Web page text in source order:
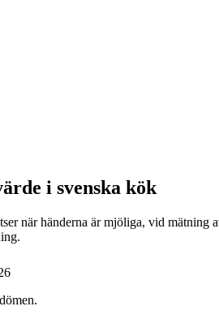
i svenska kök
när händerna är mjöliga, vid